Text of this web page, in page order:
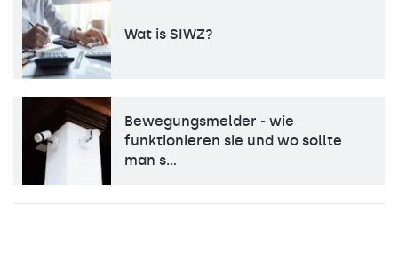
Wat is SIWZ?
Bewegungsmelder - wie
funktionieren sie und wo sollte
man s…